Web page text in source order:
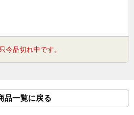
今品切れ中です。
品一覧に戻る